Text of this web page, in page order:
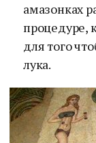
амазонках
процедуре,
для того
лука.